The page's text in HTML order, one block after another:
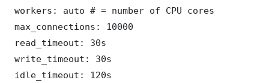
workers: auto # = number of CPU cores
max_connections: 10000
read_timeout: 30s
write_timeout: 30s
idle_timeout: 120s